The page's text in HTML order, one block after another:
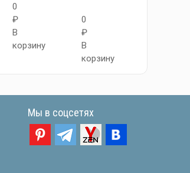
0
₽
В
корзину
0
₽
В
корзину
Мы в соцсетях